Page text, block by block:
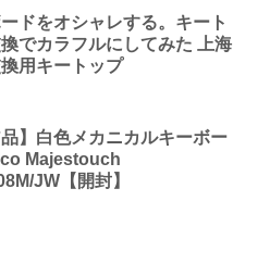
ドをオシャレする。キート
でカラフルにしてみた 上海
用キートップ
品】白色メカニカルキーボー
Majestouch
JW【開封】